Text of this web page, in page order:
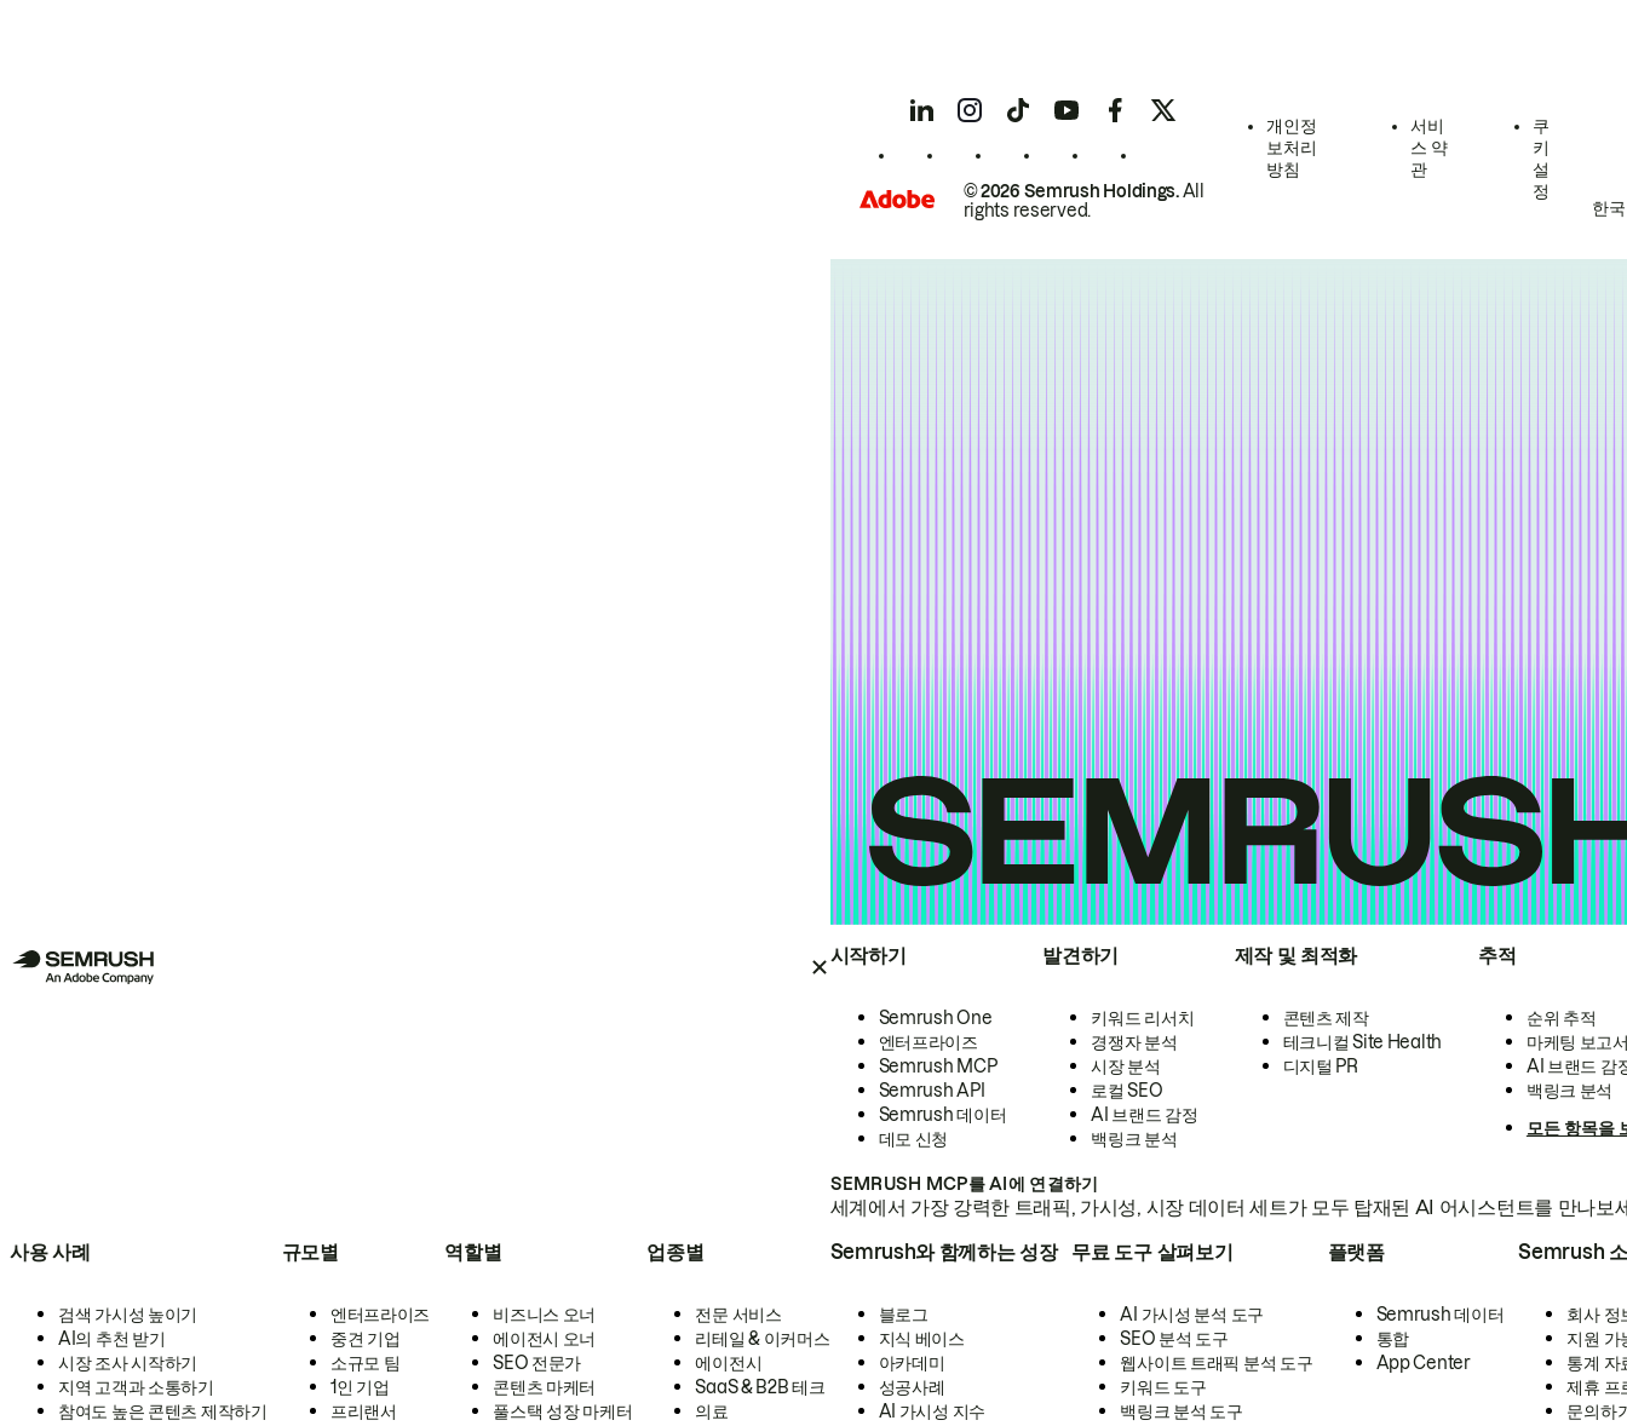
시작하기
Semrush One
엔터프라이즈
Semrush MCP
Semrush API
Semrush 데이터
데모 신청
발견하기
키워드 리서치
경쟁자 분석
시장 분석
로컬 SEO
AI 브랜드 감정
백링크 분석
제작 및 최적화
콘텐츠 제작
테크니컬 Site Health
디지털 PR
추적
순위 추적
마케팅 보고
AI 브랜드 감
백링크 분석
모든 항목을
SEMRUSH MCP를 AI에 연결하기
세계에서 가장 강력한 트래픽, 가시성, 시장 데이터 세트가 모두 탑재된 AI 어시스턴트를 만나보
사용 사례
검색 가시성 높이기
AI의 추천 받기
시장 조사 시작하기
지역 고객과 소통하기
참여도 높은 콘텐츠 제작하기
규모별
엔터프라이즈
중견 기업
소규모 팀
1인 기업
프리랜서
역할별
비즈니스 오너
에이전시 오너
SEO 전문가
콘텐츠 마케터
풀스택 성장 마케터
업종별
전문 서비스
리테일 & 이커머스
에이전시
SaaS & B2B 테크
의료
Semrush와 함께하는 성장
블로그
지식 베이스
아카데미
성공사례
AI 가시성 지수
무료 도구 살펴보기
AI 가시성 분석 도구
SEO 분석 도구
웹사이트 트래픽 분석 도구
키워드 도구
백링크 분석 도구
플랫폼
Semrush 데이터
통합
App Center
Semrush
회사 정
지원 가
통계 자
제휴 프
문의하
© 2026 Semrush Holdings.All
rights reserved.
개인정
보처리
방침
서비
스 약
관
쿠
키
설
정
한